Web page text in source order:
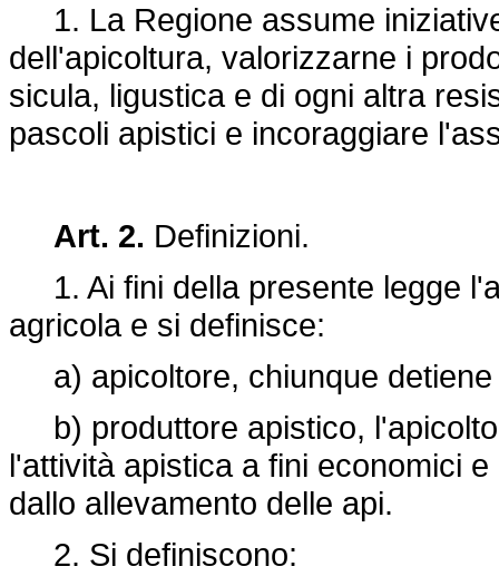
1. La Regione assume
dell'apicoltura, valorizzarne i
sicula, ligustica e di ogni altra
pascoli apistici e incoraggiare
Art. 2. Definizioni.
1. Ai fini della presente legge
agricola e si definisce:
a) apicoltore, chiunque detiene
b) produttore apistico,
l'attività apistica a fini economici
dallo allevamento delle api.
2. Si definiscono: